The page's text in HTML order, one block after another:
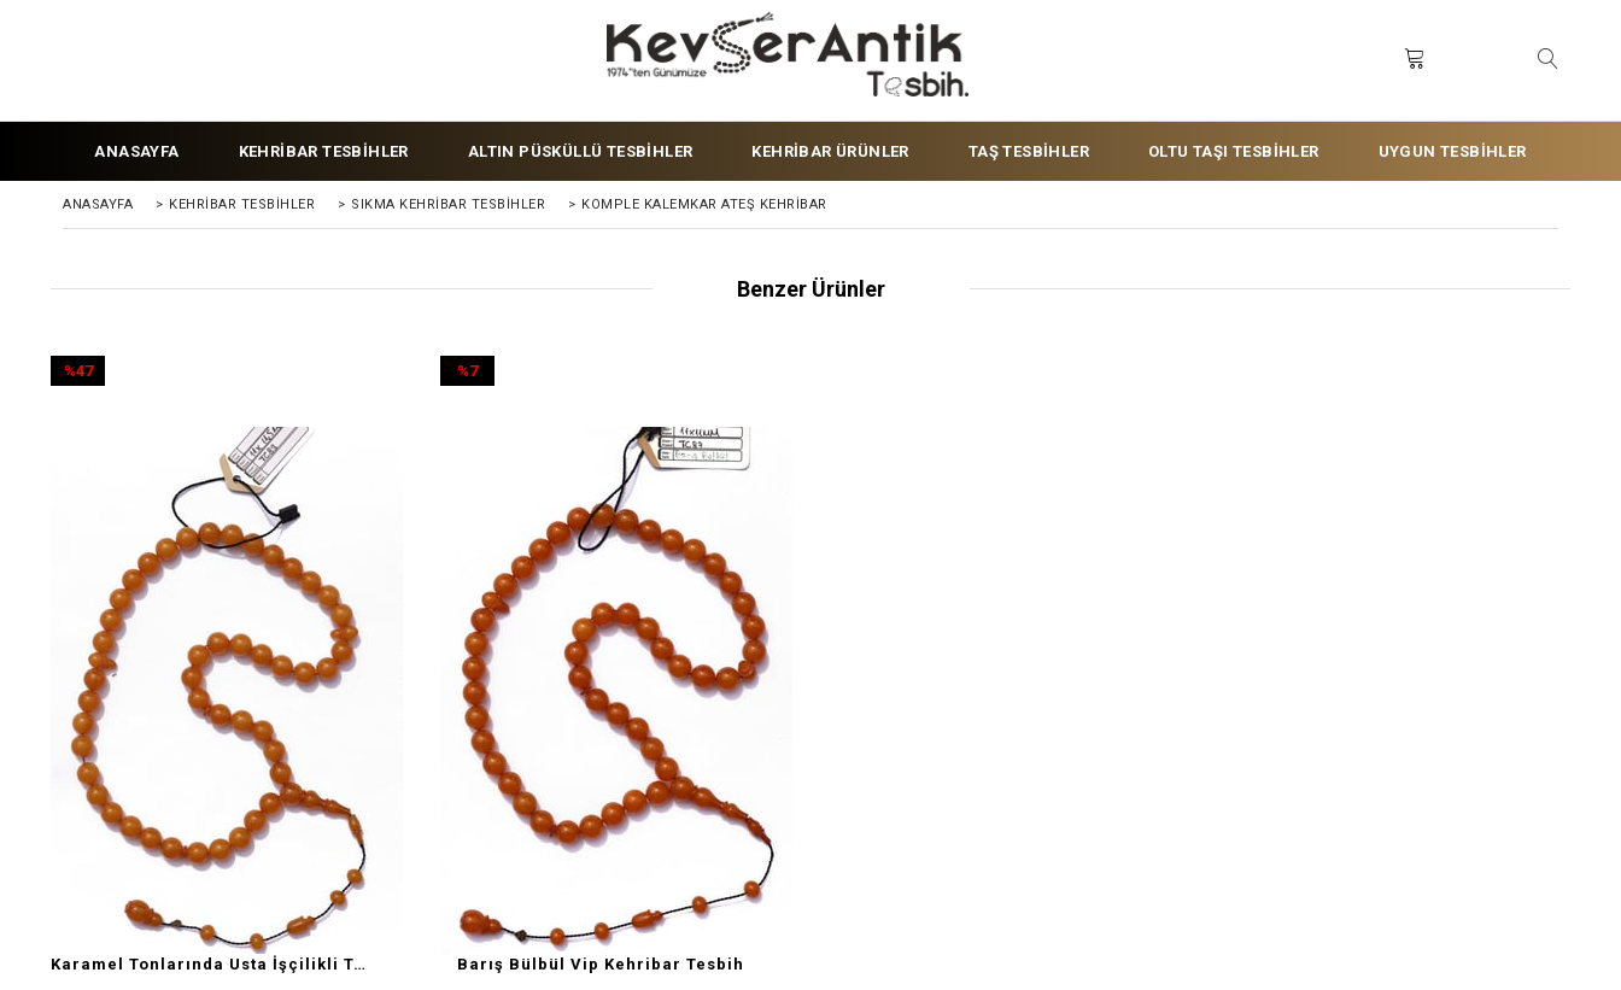
ANASAYFA KEHRİBAR TESBİHLER ALTIN PÜSKÜLLÜ TESBİHLER KEHRİBAR ÜRÜNLER TAŞ TESBİHLER OLTU TAŞI TESBİHLER UYGUN TESBİHLER
ANASAYFA > KEHRIBAR TESBIHLER > SIKMA KEHRİBAR TESBİHLER > KOMPLE KALEMKAR ATEŞ KEHRIBAR
Benzer Ürünler
Karamel Tonlarında Usta İşçilikli Tesbih
%47
Barış Bülbül Vip Kehribar Tesbih
%7